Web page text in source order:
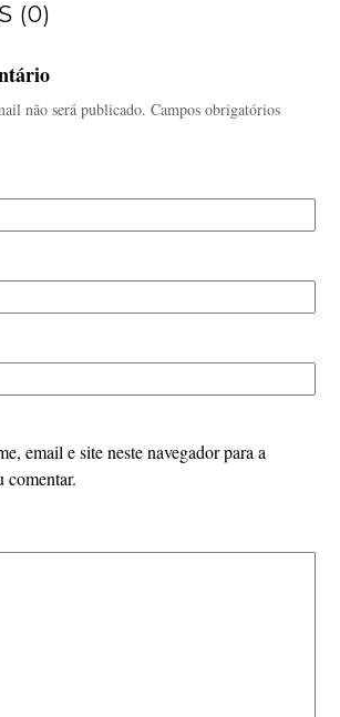
(0)
não será publicado. Campos obrigatórios
email e site neste navegador para a
comentar.